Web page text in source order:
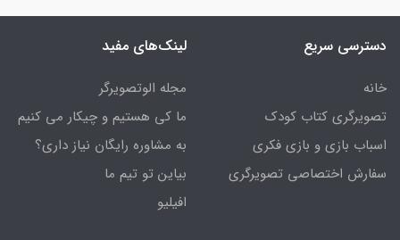
دسترسی سریع
خانه
تصویرگری کتاب کودک
اسباب بازی و بازی فکری
سفارش اختصاصی تصویرگری
لینک‌های مفید
مجله الوتصویرگر
ما کی هستیم و چیکار می کنیم
به مشاوره رایگان نیاز داری؟
بیاین تو تیم ما
افیلیو